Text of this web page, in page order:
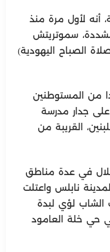
12 العبرية، أنه لأول مرة منذ
سموتريتش
الصباح اليهودية)
من المستوطنين
جدار مدرسة
القريبة من
في عدة مناطق
نابلس واعتلت
الشاب لؤي لبدة
حي خلة العامود